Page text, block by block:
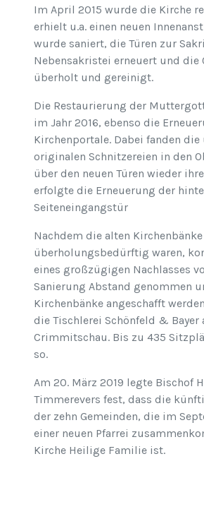
Im April 2015 wurde die Kirche
erhielt u.a. einen neuen
wurde saniert, die Türen zur
Nebensakristei erneuert und die
überholt und gereinigt.
Die Restaurierung der
im Jahr 2016, ebenso die
Kirchenportale. Dabei fanden
originalen Schnitzereien in den
über den neuen Türen wieder
erfolgte die Erneuerung der
Seiteneingangstür
Nachdem die alten
überholungsbedürftig waren,
eines großzügigen Nachlasses
Sanierung Abstand genommen
Kirchenbänke angeschafft
die Tischlerei Schönfeld & Bayer
Crimmitschau. Bis zu 435
so.
Am 20. März 2019 legte Bischof
Timmerevers fest, dass die
der zehn Gemeinden, die im
einer neuen Pfarrei
Kirche Heilige Familie ist.